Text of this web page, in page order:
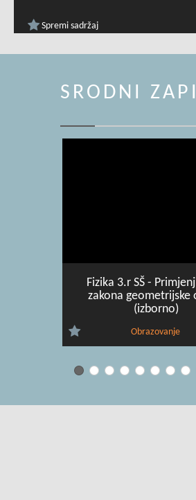
Spremi sadržaj
SRODNI
Fizika 3.r SŠ -
zakona geometrijske
(izborno)
Obrazovanje